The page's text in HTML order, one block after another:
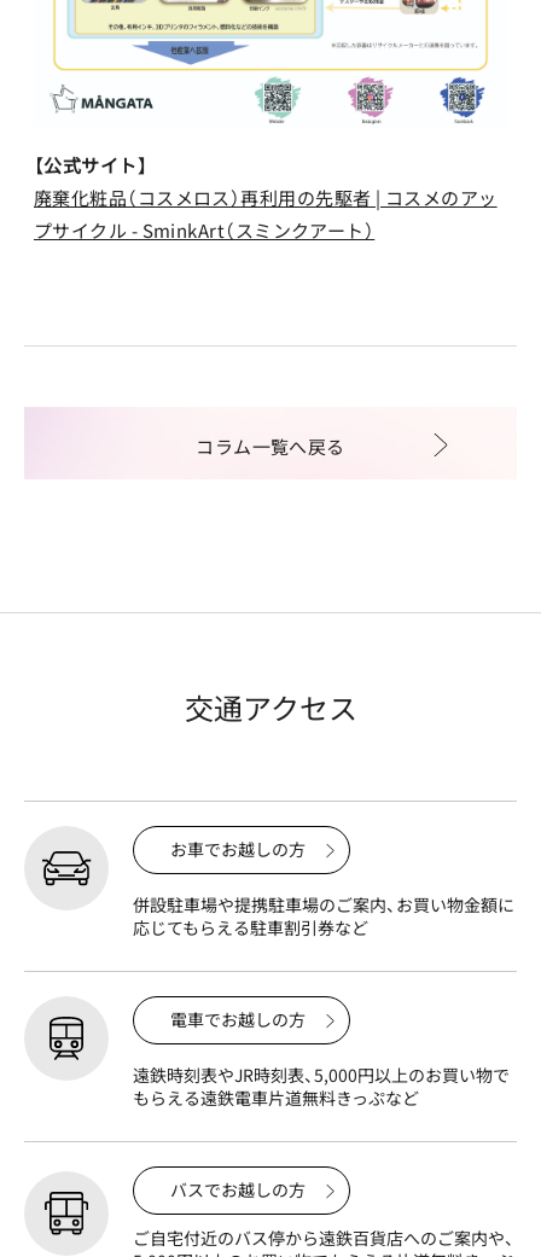
【公式サイト】
廃棄化粧品（コスメロス）再利用の先駆者 | コスメのアッ
プサイクル - SminkArt（スミンクアート）
コラム一覧へ戻る
交通アクセス
お車でお越しの方
併設駐車場や提携駐車場のご案内、お買い物金額に
応じてもらえる駐車割引券など
電車でお越しの方
遠鉄時刻表やJR時刻表、5,000円以上のお買い物で
もらえる遠鉄電車片道無料きっぷなど
バスでお越しの方
ご自宅付近のバス停から遠鉄百貨店へのご案内や、